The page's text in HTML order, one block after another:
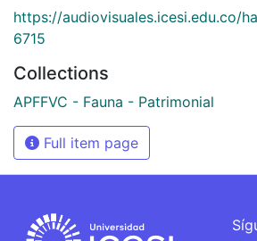
https://audiovisuales.icesi.edu.co/
6715
Collections
APFFVC - Fauna - Patrimonial
Full item page